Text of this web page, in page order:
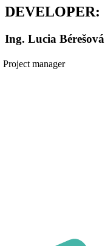
DEVELOPER:
Ing. Lucia Bérešová
Project manager